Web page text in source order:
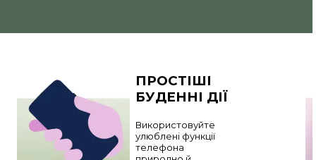
ПРОСТІШІ
БУДЕННІ ДІЇ
Використовуйте
улюблені функції
телефона